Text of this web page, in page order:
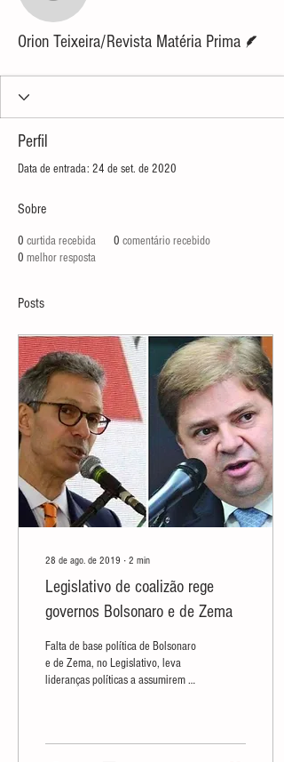
Orion Teixeira/Revista Matéria Prima
Perfil
Data de entrada: 24 de set. de 2020
Sobre
0 curtida recebida 0 comentário recebido
0 melhor resposta
Posts
28 de ago. de 2019 ∙ 2 min
Legislativo de coalizão rege
governos Bolsonaro e de Zema
Falta de base política de Bolsonaro
e de Zema, no Legislativo, leva
lideranças políticas a assumirem o